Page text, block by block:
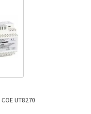
impianto audio – COE UT8270